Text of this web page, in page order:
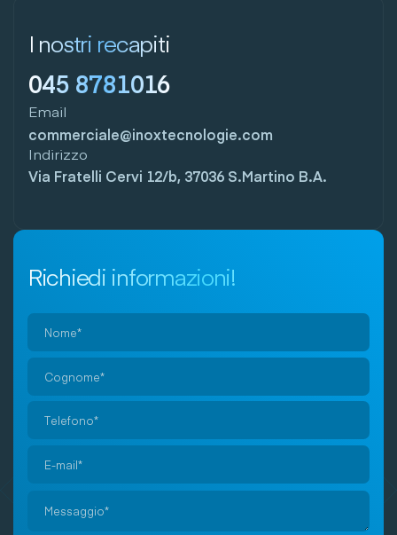
I nostri recapiti
045 8781016
Email
commerciale@inoxtecnologie.com
Indirizzo
Via Fratelli Cervi 12/b, 37036 S.Martino B.A.
Richiedi informazioni!
prega